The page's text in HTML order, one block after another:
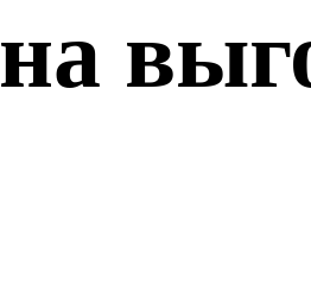
на